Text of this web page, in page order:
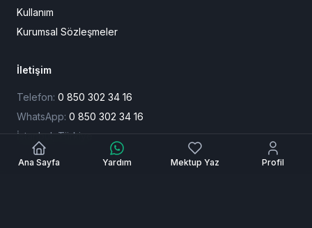
Ana Sayfa Yardım Mektup Yaz Profil
Kullanım
Kurumsal Sözleşmeler
İletişim
Telefon: 0 850 302 34 16
WhatsApp: 0 850 302 34 16
İstanbul, Türkiye